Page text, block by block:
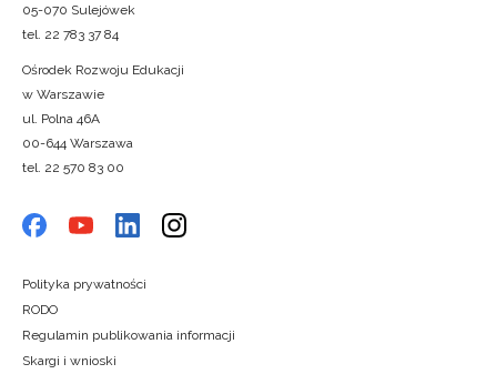
05-070 Sulejówek
tel. 22 783 37 84
Ośrodek Rozwoju Edukacji
w Warszawie
ul. Polna 46A
00-644 Warszawa
tel. 22 570 83 00
Polityka prywatności
RODO
Regulamin publikowania informacji
Skargi i wnioski